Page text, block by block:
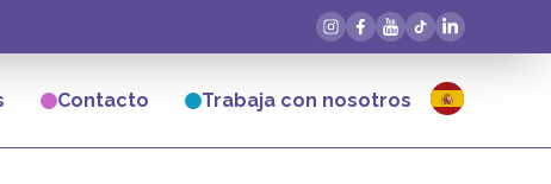
Contacto Trabaja con nosotros